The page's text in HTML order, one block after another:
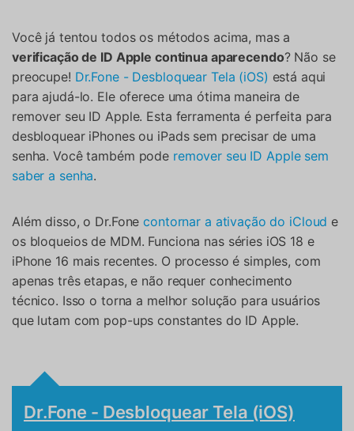
Você já tentou todos os métodos acima, mas a
verificação de ID Apple continua aparecendo? Não se
preocupe! Dr.Fone - Desbloquear Tela (iOS) está aqui
para ajudá-lo. Ele oferece uma ótima maneira de
remover seu ID Apple. Esta ferramenta é perfeita para
desbloquear iPhones ou iPads sem precisar de uma
senha. Você também pode remover seu ID Apple sem
saber a senha.
Além disso, o Dr.Fonecontornar a ativação do iCloud e
os bloqueios de MDM. Funciona nas séries iOS 18 e
iPhone 16 mais recentes. O processo é simples, com
apenas três etapas, e não requer conhecimento
técnico. Isso o torna a melhor solução para usuários
que lutam com pop-ups constantes do ID Apple.
Dr.Fone - Desbloquear Tela (iOS)